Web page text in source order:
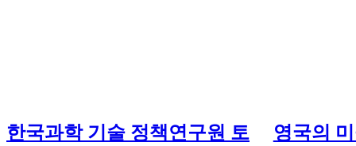
한국과학 기술 정책연구원 토
영국의